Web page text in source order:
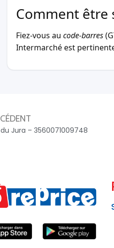
Comment être
Fiez-vous au code-barres
Intermarché est
Jura – 3560071009748